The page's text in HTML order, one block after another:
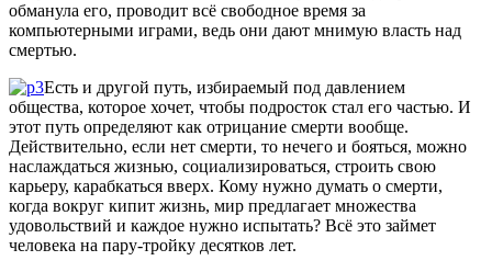
обманула его, проводит всё свободное время за
компьютерными играми, ведь они дают мнимую власть над
смертью.
Есть и другой путь, избираемый под давлением
общества, которое хочет, чтобы подросток стал его частью. И
этот путь определяют как отрицание смерти вообще.
Действительно, если нет смерти, то нечего и бояться, можно
наслаждаться жизнью, социализироваться, строить свою
карьеру, карабкаться вверх. Кому нужно думать о смерти,
когда вокруг кипит жизнь, мир предлагает множества
удовольствий и каждое нужно испытать? Всё это займет
человека на пару-тройку десятков лет.